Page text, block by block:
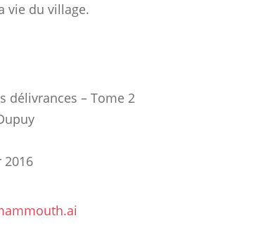
vie du village.
délivrances – Tome 2
2016